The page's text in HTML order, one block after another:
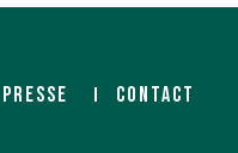
PRESSE CONTACT